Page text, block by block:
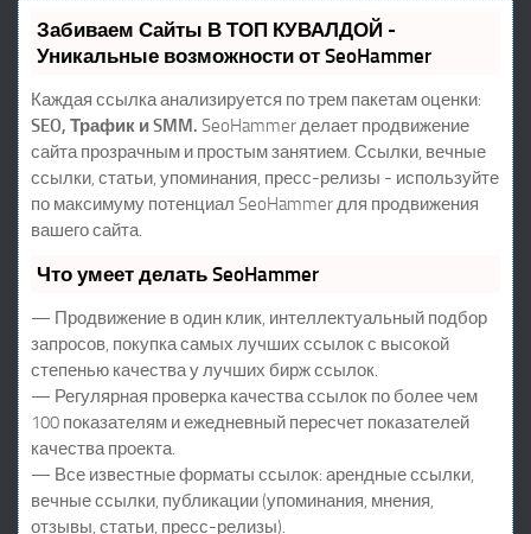
Забиваем Сайты В ТОП КУВАЛДОЙ -
Уникальные возможности от SeoHammer
Каждая ссылка анализируется по трем пакетам оценки:
SEO, Трафик и SMM. SeoHammer делает продвижение
сайта прозрачным и простым занятием. Ссылки, вечные
ссылки, статьи, упоминания, пресс-релизы - используйте
по максимуму потенциал SeoHammer для продвижения
вашего сайта.
Что умеет делать SeoHammer
— Продвижение в один клик, интеллектуальный подбор
запросов, покупка самых лучших ссылок с высокой
степенью качества у лучших бирж ссылок.
— Регулярная проверка качества ссылок по более чем
100 показателям и ежедневный пересчет показателей
качества проекта.
— Все известные форматы ссылок: арендные ссылки,
вечные ссылки, публикации (упоминания, мнения,
отзывы, статьи, пресс-релизы).